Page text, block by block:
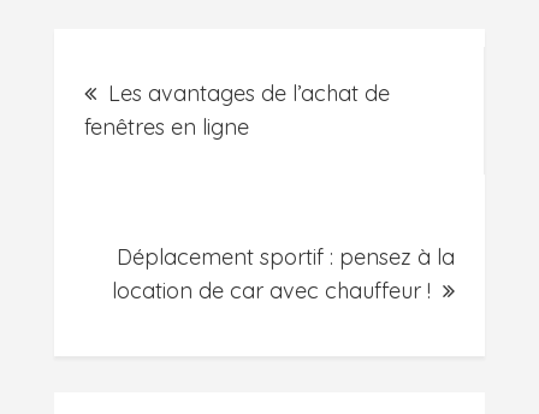
navigation
Les avantages de l’achat de
fenêtres en ligne
Déplacement sportif : pensez à la
location de car avec chauffeur !